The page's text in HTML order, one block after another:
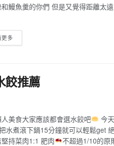
鰻魚羹的你們 但是又覺得距離太
多
餃推薦
美食大家應該都會選水餃吧
今
水煮滾下鍋15分鐘就可以輕鬆get
持菜肉1:1 肥肉
不超過1/10的原